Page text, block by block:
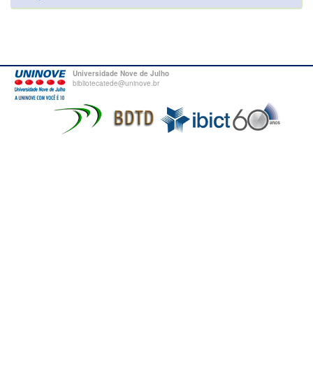
Universidade Nove de Julho
bibliotecatede@uninove.br